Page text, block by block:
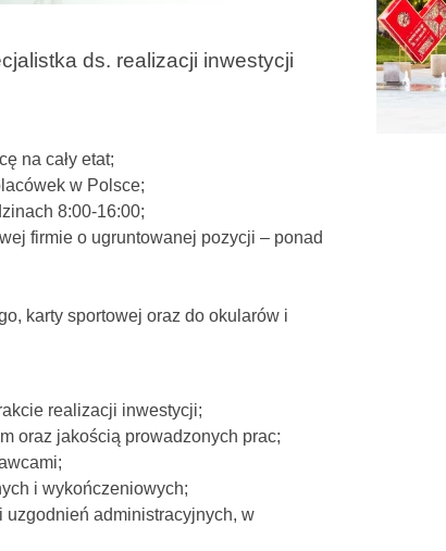
ds. realizacji inwestycji
na cały etat;
w Polsce;
8:00-16:00;
firmie o ugruntowanej pozycji – ponad
karty sportowej oraz do okularów i
realizacji inwestycji;
oraz jakością prowadzonych prac;
i wykończeniowych;
administracyjnych, w